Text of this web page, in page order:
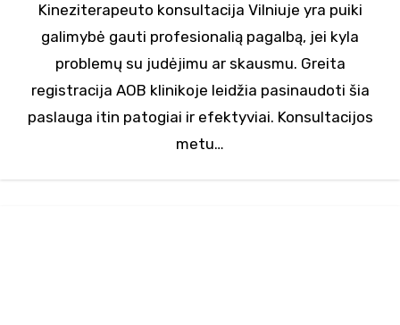
Kineziterapeuto konsultacija Vilniuje yra puiki
galimybė gauti profesionalią pagalbą, jei kyla
problemų su judėjimu ar skausmu. Greita
registracija AOB klinikoje leidžia pasinaudoti šia
paslauga itin patogiai ir efektyviai. Konsultacijos
metu…